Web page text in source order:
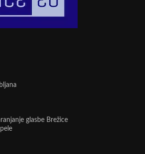
glasbe Brežice